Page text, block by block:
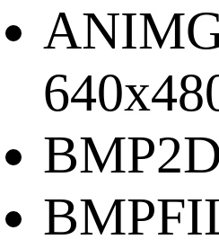
BMP2D